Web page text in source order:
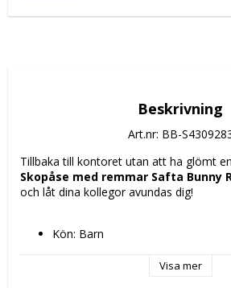
Beskrivning
Art.nr: BB-
Skopåse med remmar Safta Bunny
och låt dina kollegor avundas dig!
Kön: Barn
Skopåse med remmar
Visa mer